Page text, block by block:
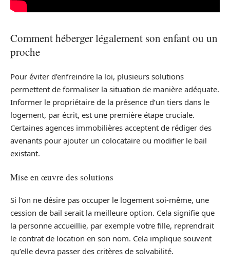
Comment héberger légalement son enfant ou un
proche
Pour éviter d’enfreindre la loi, plusieurs solutions
permettent de formaliser la situation de manière adéquate.
Informer le propriétaire de la présence d’un tiers dans le
logement, par écrit, est une première étape cruciale.
Certaines agences immobilières acceptent de rédiger des
avenants pour ajouter un colocataire ou modifier le bail
existant.
Mise en œuvre des solutions
Si l’on ne désire pas occuper le logement soi-même, une
cession de bail serait la meilleure option. Cela signifie que
la personne accueillie, par exemple votre fille, reprendrait
le contrat de location en son nom. Cela implique souvent
qu’elle devra passer des critères de solvabilité.